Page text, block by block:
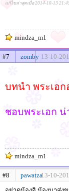
แก้ไขล่าสุดเมื่อ 2014-10-13
mindza_m1
#7 zomby 13-10-
บทนำ พระเอก
ชอบพระเอก น่
mindza_m1
#8 pawatza13-10-